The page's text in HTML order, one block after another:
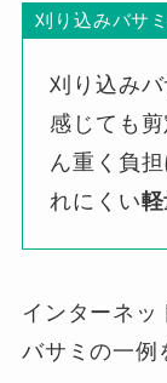
刈り込みバサ
刈り込み
感じても
ん重く負
れにくい
インターネッ
バサミの一例